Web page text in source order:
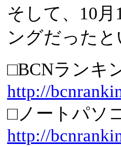
そして、10
ングだった
□BCNランキ
http://
□ノートパソ
http://